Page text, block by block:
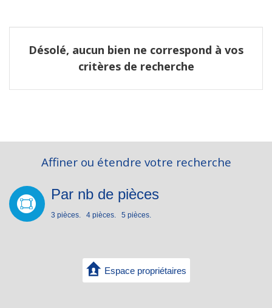
Désolé, aucun bien ne correspond à vos
critères de recherche
Affiner ou étendre votre recherche
Par nb de pièces
3 pièces. 4 pièces. 5 pièces.
Espace propriétaires